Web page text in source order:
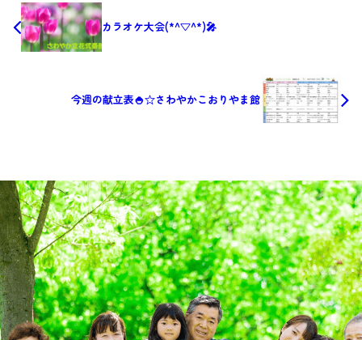
カラオケ大会(*^▽^*)🎤
今週の献立表🍚☆さわやかこおりやま館